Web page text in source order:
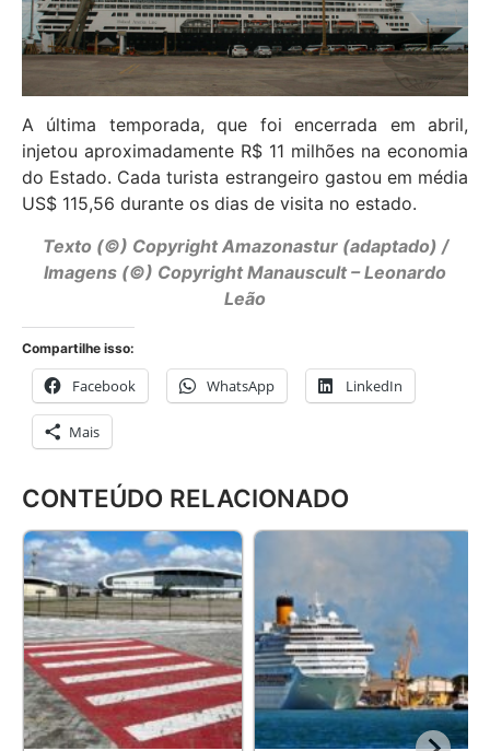
A última temporada, que foi encerrada em abril,
injetou aproximadamente R$ 11 milhões na economia
do Estado. Cada turista estrangeiro gastou em média
US$ 115,56 durante os dias de visita no estado.
Texto (©) Copyright Amazonastur (adaptado) /
Imagens (©) Copyright Manauscult – Leonardo
Leão
Compartilhe isso:
Facebook WhatsApp LinkedIn
Mais
CONTEÚDO RELACIONADO